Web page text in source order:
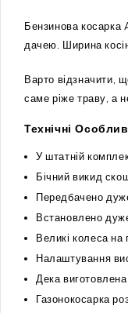
Бензинова косарка
дачею. Ширина
Варто відзначити,
саме ріже траву, а
Технічні
У штатній
Бічний викид
Передбачено
Встановлено
Великі колеса на
Налаштування
Дека
Газонокосарка